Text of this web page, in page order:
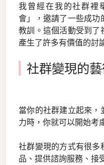
我曾經在我的社群裡
會」，邀請了一些成功
教訓。這個活動受到
產生了許多有價值的討
社群變現的
當你的社群建立起來
力時，你就可以開始考
社群變現的方式有很
品、提供諮詢服務、接